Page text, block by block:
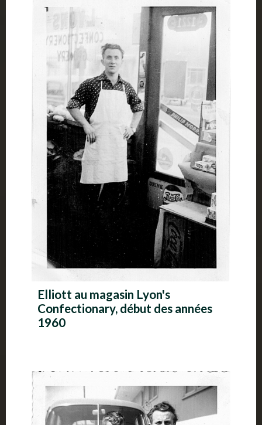
Elliott au magasin Lyon's
Confectionary, début des années
1960